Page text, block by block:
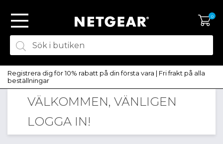
0
Registrera dig för 10% rabatt på din första vara | Fri frakt på alla
beställningar
VÄLKOMMEN, VÄNLIGEN
LOGGA IN!